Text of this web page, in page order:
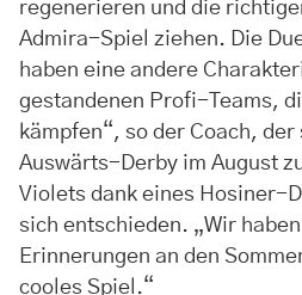
regenerieren und die
Admira-Spiel ziehen. Die
haben eine andere
gestandenen Profi-Teams,
kämpfen“, so der Coach,
Auswärts-Derby im August
Violets dank eines Hosiner-
sich entschieden. „Wir
Erinnerungen an den
cooles Spiel.“